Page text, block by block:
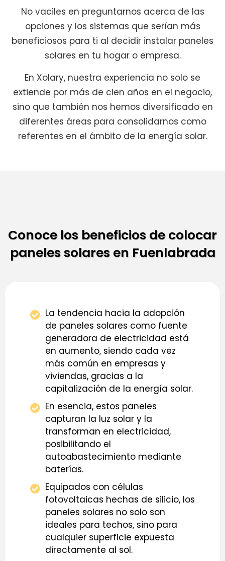
No vaciles en preguntarnos acerca de las
opciones y los sistemas que serían más
beneficiosos para ti al decidir instalar paneles
solares en tu hogar o empresa.
En Xolary, nuestra experiencia no solo se
extiende por más de cien años en el negocio,
sino que también nos hemos diversificado en
diferentes áreas para consolidarnos como
referentes en el ámbito de la energía solar.
Conoce los beneficios de colocar
paneles solares en Fuenlabrada
La tendencia hacia la adopción
de paneles solares como fuente
generadora de electricidad está
en aumento, siendo cada vez
más común en empresas y
viviendas, gracias a la
capitalización de la energía solar.
En esencia, estos paneles
capturan la luz solar y la
transforman en electricidad,
posibilitando el
autoabastecimiento mediante
baterías.
Equipados con células
fotovoltaicas hechas de silicio, los
paneles solares no solo son
ideales para techos, sino para
cualquier superficie expuesta
directamente al sol.